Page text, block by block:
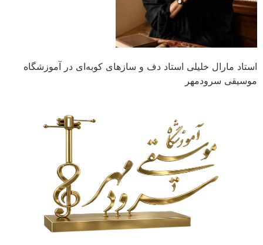
استاد مارال خلیلی استاد دف و سازهای کوبه‌ای در آموزشگاه
موسیقی سرودمهر